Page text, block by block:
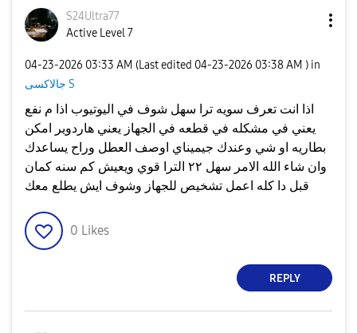
S24Ultra77
Active Level 7
‎04-23-2026 03:33 AM (Last edited ‎04-23-2026 03:38 AM ) in
جالاكسى S
اذا انت تعرف سويه ترا سهل شوف في اليوتيوب اذا م نفع
يعني في مشكله في قطعه في الجهاز يعني هاردوير امكن
بطاريه او شي وعندك جيميناي اوصف العطل وراح يساعدك
وان شاء الله الامر سهل ٢٢ الترا قوي ويعيش كم سنه كمان
قبل دا كله اعمل تشخيص للجهاز وشوف ايش يطلع معك
0 Likes
REPLY